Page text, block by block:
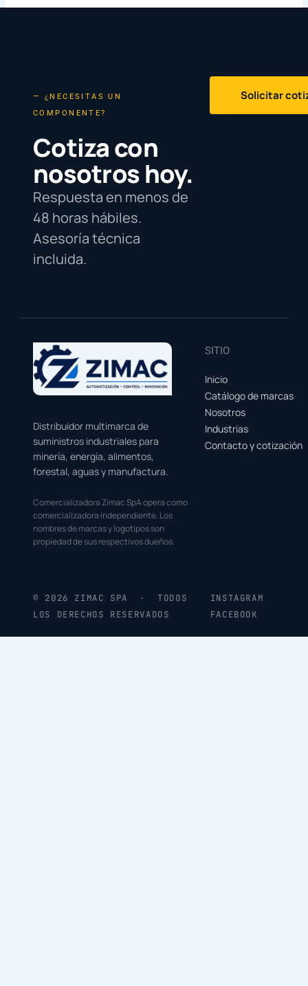
— ¿NECESITAS UN
COMPONENTE?
Cotiza con
nosotros hoy.
Respuesta en menos de
48 horas hábiles.
Asesoría técnica
incluida.
Solicitar
Distribuidor multimarca de
suministros industriales para
minería, energía, alimentos,
forestal, aguas y manufactura.
Comercializadora Zimac SpA opera como
comercializadora independiente. Los
nombres de marcas y logotipos son
propiedad de sus respectivos dueños.
SITIO
Inicio
Catálogo de marcas
Nosotros
Industrias
Contacto y cotización
© 2026 ZIMAC SPA · TODOS
LOS DERECHOS RESERVADOS
INSTAGRAM
FACEBOOK